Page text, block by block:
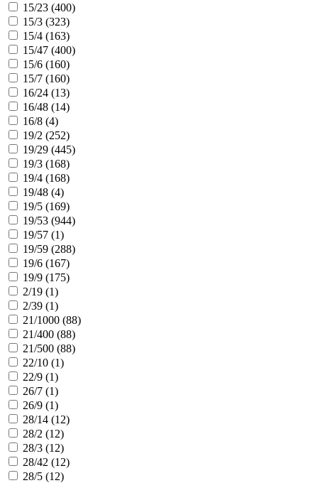
15/23 (400)
15/3 (323)
15/4 (163)
15/47 (400)
15/6 (160)
15/7 (160)
16/24 (13)
16/48 (14)
16/8 (4)
19/2 (252)
19/29 (445)
19/3 (168)
19/4 (168)
19/48 (4)
19/5 (169)
19/53 (944)
19/57 (1)
19/59 (288)
19/6 (167)
19/9 (175)
2/19 (1)
2/39 (1)
21/1000 (88)
21/400 (88)
21/500 (88)
22/10 (1)
22/9 (1)
26/7 (1)
26/9 (1)
28/14 (12)
28/2 (12)
28/3 (12)
28/42 (12)
28/5 (12)